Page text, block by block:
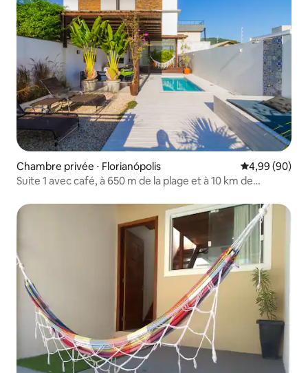
Chambre privée ⋅ Florianópolis Évaluation
4,99 (90)
Suite 1 avec café, à 650 m de la plage et à 10 km de